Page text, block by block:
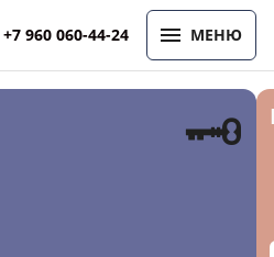
МЕНЮ
+7 960 060-44-24
🗝